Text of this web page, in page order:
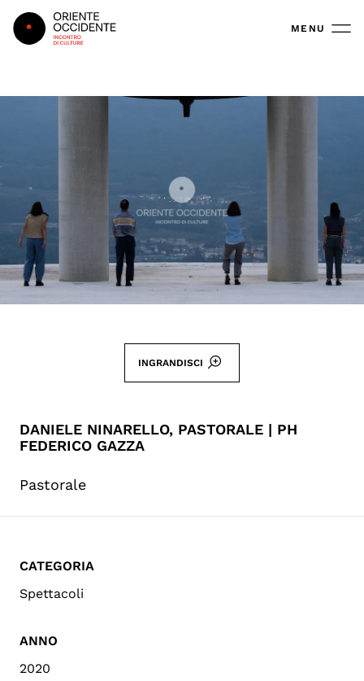
Oriente Occidente MENU
INGRANDISCI
DANIELE NINARELLO, PASTORALE | PH
FEDERICO GAZZA
Pastorale
CATEGORIA
Spettacoli
ANNO
2020